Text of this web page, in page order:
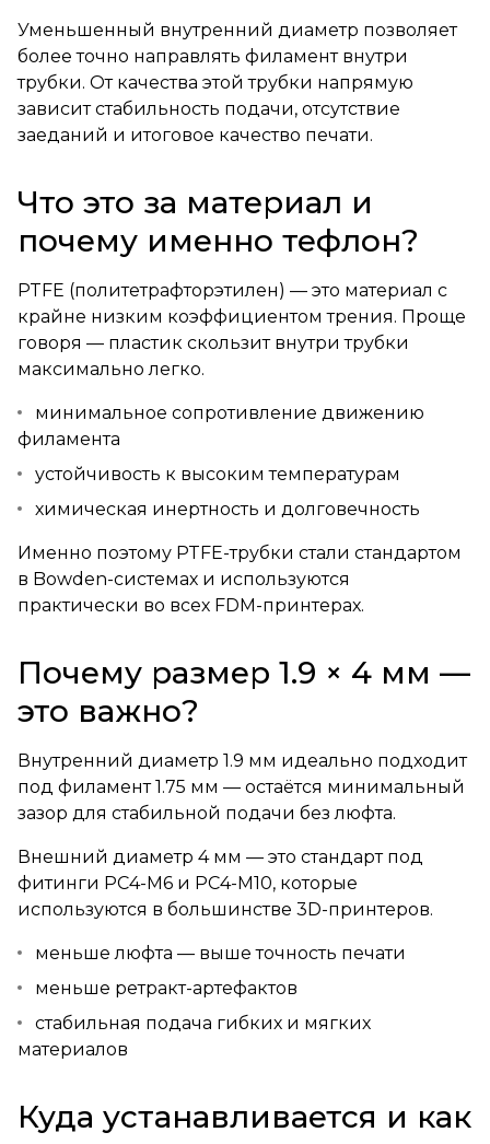
Уменьшенный внутренний диаметр позволяет
более точно направлять филамент внутри
трубки. От качества этой трубки напрямую
зависит стабильность подачи, отсутствие
заеданий и итоговое качество печати.
Что это за материал и
почему именно тефлон?
PTFE (политетрафторэтилен) — это материал с
крайне низким коэффициентом трения. Проще
говоря — пластик скользит внутри трубки
максимально легко.
минимальное сопротивление движению
филамента
устойчивость к высоким температурам
химическая инертность и долговечность
Именно поэтому PTFE-трубки стали стандартом
в Bowden-системах и используются
практически во всех FDM-принтерах.
Почему размер 1.9 × 4 мм —
это важно?
Внутренний диаметр 1.9 мм идеально подходит
под филамент 1.75 мм — остаётся минимальный
зазор для стабильной подачи без люфта.
Внешний диаметр 4 мм — это стандарт под
фитинги PC4-M6 и PC4-M10, которые
используются в большинстве 3D-принтеров.
меньше люфта — выше точность печати
меньше ретракт-артефактов
стабильная подача гибких и мягких
материалов
Куда устанавливается и как